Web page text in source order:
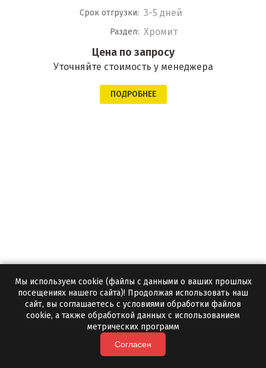
Срок отгрузки: 3-5 дней
Раздел: Хромит
Цена по запросу
Уточняйте стоимость у менеджера
ПОДРОБНЕЕ
Колотая яшма для бани
Бесплатный образец: Да
Минимальная партия: 1 тонна
Срок отгрузки: 3-5 дней
Мы используем cookie (файлы с данными о ваших прошлых
посещениях нашего сайта)! Продолжая использовать наш
сайт, вы соглашаетесь с условиями обработки файлов
cookie, а также обработкой данных с использованием
метрических программ
Согласен